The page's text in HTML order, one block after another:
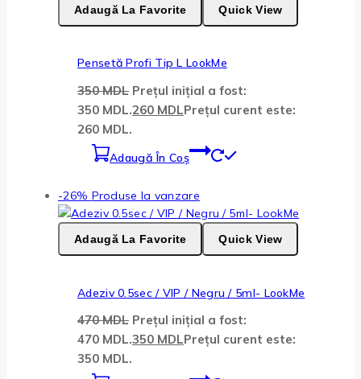
Adaugă La Favorite Quick View
Pensetă Profi Tip L LookMe
350MDL Prețul inițial a fost:
350 MDL.260 MDLPrețul curent este:
260 MDL.
Adaugă În Coș
-26% Produse la vanzare
Adaugă La Favorite Quick View
Adeziv 0.5sec / VIP / Negru / 5ml- LookMe
470MDL Prețul inițial a fost:
470 MDL.350 MDLPrețul curent este:
350 MDL.